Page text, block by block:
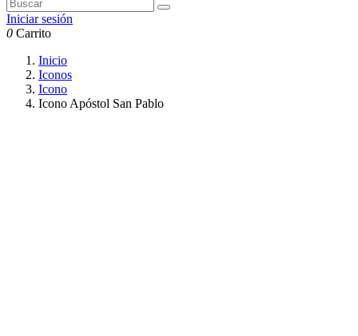
Iniciar sesión
0 Carrito
Inicio
Iconos
Icono
Icono Apóstol San Pablo